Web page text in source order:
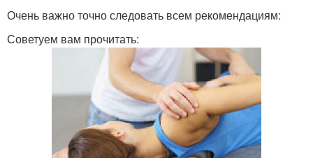
Очень важно точно следовать всем рекомендациям:
Советуем вам прочитать: